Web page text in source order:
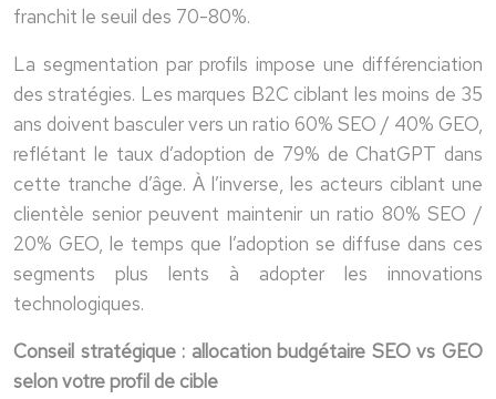
franchit le seuil des 70-80%.
La segmentation par profils impose une différenciation
des stratégies. Les marques B2C ciblant les moins de 35
ans doivent basculer vers un ratio 60% SEO / 40% GEO,
reflétant le taux d’adoption de 79% de ChatGPT dans
cette tranche d’âge. À l’inverse, les acteurs ciblant une
clientèle senior peuvent maintenir un ratio 80% SEO /
20% GEO, le temps que l’adoption se diffuse dans ces
segments plus lents à adopter les innovations
technologiques.
Conseil stratégique : allocation budgétaire SEO vs GEO
selon votre profil de cible